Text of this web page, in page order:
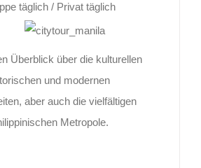
täglich / Privat täglich
Überblick über die kulturellen
und modernen
aber auch die vielfältigen
Metropole.